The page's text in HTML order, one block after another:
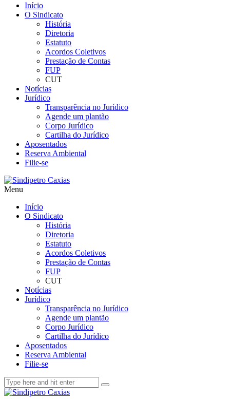
Início
O Sindicato
História
Diretoria
Estatuto
Acordos Coletivos
Prestação de Contas
FUP
CUT
Notícias
Jurídico
Transparência no Jurídico
Agende um plantão
Corpo Jurídico
Cartilha do Jurídico
Aposentados
Reserva Ambiental
Filie-se
Menu
Início
O Sindicato
História
Diretoria
Estatuto
Acordos Coletivos
Prestação de Contas
FUP
CUT
Notícias
Jurídico
Transparência no Jurídico
Agende um plantão
Corpo Jurídico
Cartilha do Jurídico
Aposentados
Reserva Ambiental
Filie-se